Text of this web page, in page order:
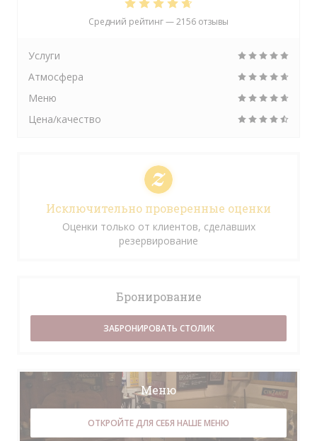
Средний рейтинг —2156 отзывы
Услуги
Атмосфера
Меню
Цена/качество
Исключительно проверенные оценки
Оценки только от клиентов, сделавших
резервирование
Бронирование
ЗАБРОНИРОВАТЬ СТОЛИК
Меню
ОТКРОЙТЕ ДЛЯ СЕБЯ НАШЕ МЕНЮ